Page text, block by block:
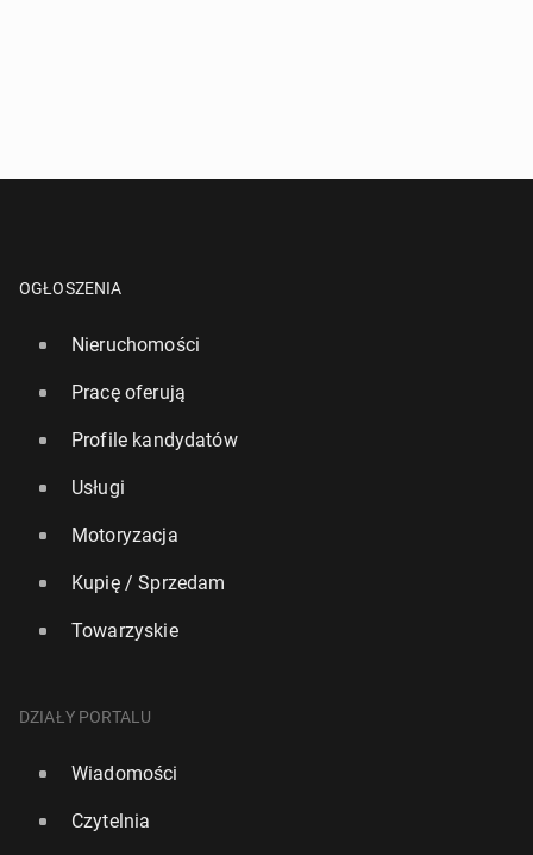
OGŁOSZENIA
Nieruchomości
Pracę oferują
Profile kandydatów
Usługi
Motoryzacja
Kupię / Sprzedam
Towarzyskie
DZIAŁY PORTALU
Wiadomości
Czytelnia